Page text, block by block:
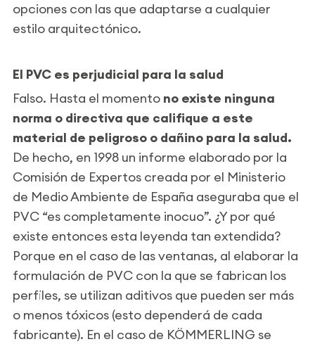
opciones con las que adaptarse a cualquier
estilo arquitectónico.
El PVC es perjudicial para la salud
Falso. Hasta el momento no existe ninguna
norma o directiva que califique a este
material de peligroso o dañino para la salud.
De hecho, en 1998 un informe elaborado por la
Comisión de Expertos creada por el Ministerio
de Medio Ambiente de España aseguraba que el
PVC “es completamente inocuo”. ¿Y por qué
existe entonces esta leyenda tan extendida?
Porque en el caso de las ventanas, al elaborar la
formulación de PVC con la que se fabrican los
perfiles, se utilizan aditivos que pueden ser más
o menos tóxicos (esto dependerá de cada
fabricante). En el caso de KÖMMERLING se